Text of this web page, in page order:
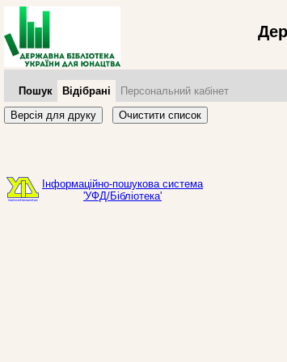
Пошук Відібрані Персональний кабінет
Версія для друку Очистити список
Інформаційно-пошукова система
'УФД/Бібліотека'